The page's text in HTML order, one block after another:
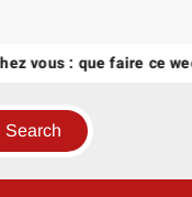
: que faire ce week-